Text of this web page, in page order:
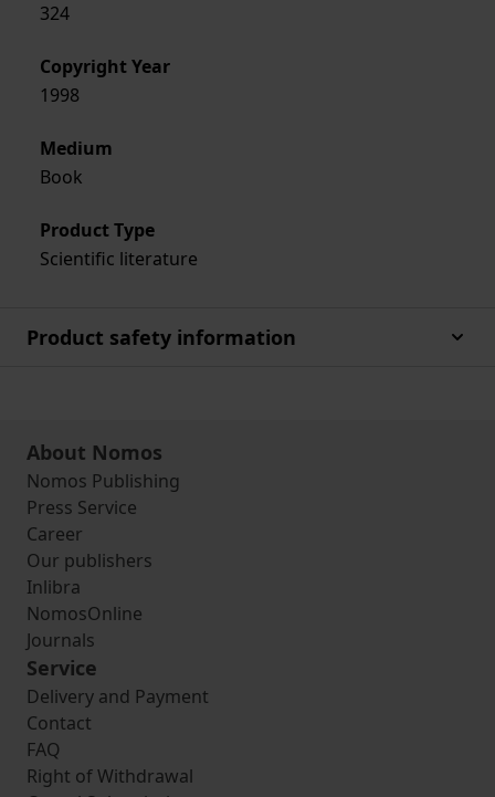
324
Copyright Year
1998
Medium
Book
Product Type
Scientific literature
Product safety information
About Nomos
Nomos Publishing
Press Service
Career
Our publishers
Inlibra
NomosOnline
Journals
Service
Delivery and Payment
Contact
FAQ
Right of Withdrawal